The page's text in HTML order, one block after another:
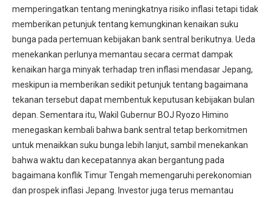
memperingatkan tentang meningkatnya risiko inflasi tetapi tidak
memberikan petunjuk tentang kemungkinan kenaikan suku
bunga pada pertemuan kebijakan bank sentral berikutnya. Ueda
menekankan perlunya memantau secara cermat dampak
kenaikan harga minyak terhadap tren inflasi mendasar Jepang,
meskipun ia memberikan sedikit petunjuk tentang bagaimana
tekanan tersebut dapat membentuk keputusan kebijakan bulan
depan. Sementara itu, Wakil Gubernur BOJ Ryozo Himino
menegaskan kembali bahwa bank sentral tetap berkomitmen
untuk menaikkan suku bunga lebih lanjut, sambil menekankan
bahwa waktu dan kecepatannya akan bergantung pada
bagaimana konflik Timur Tengah memengaruhi perekonomian
dan prospek inflasi Jepang. Investor juga terus memantau